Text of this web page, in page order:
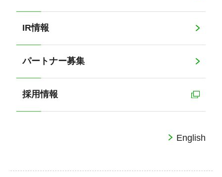
IR情報
パートナー募集
採用情報
English